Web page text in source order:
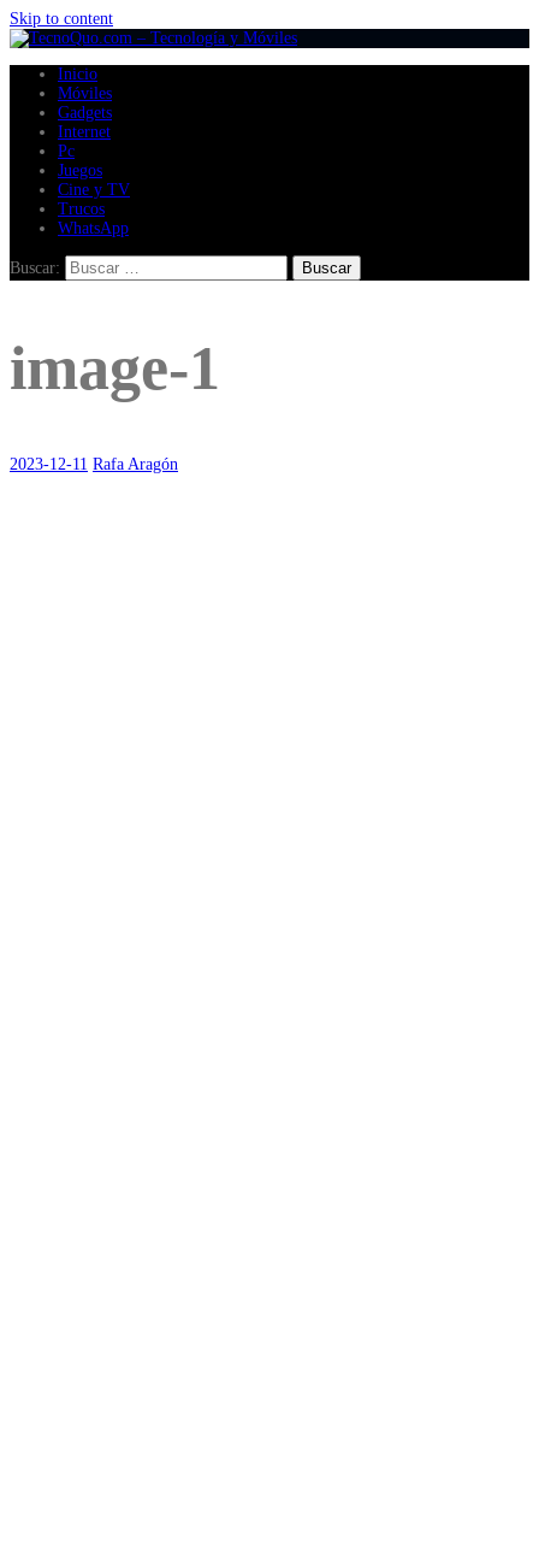
Skip to content
Inicio
Móviles
Gadgets
Internet
Pc
Juegos
Cine y TV
Trucos
WhatsApp
Buscar:
image-1
2023-12-11 Rafa Aragón